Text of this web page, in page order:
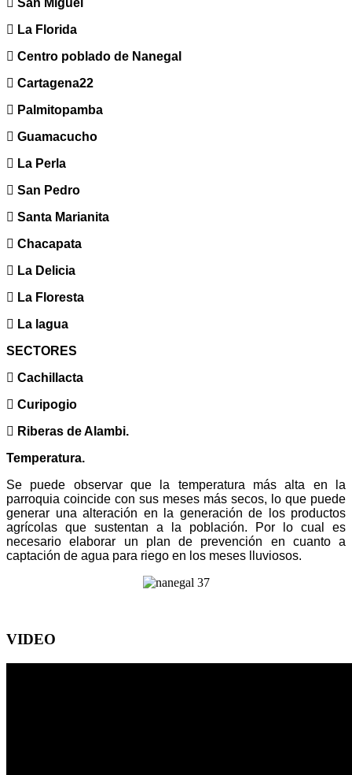
 La Florida
 Centro poblado de Nanegal
 Cartagena22
 Palmitopamba
 Guamacucho
 La Perla
 San Pedro
 Santa Marianita
 Chacapata
 La Delicia
 La Floresta
 La lagua
SECTORES
 Cachillacta
 Curipogio
 Riberas de Alambi.
Temperatura.
Se puede observar que la temperatura más alta en la
parroquia coincide con sus meses más secos, lo que puede
generar una alteración en la generación de los productos
agrícolas que sustentan a la población. Por lo cual es
necesario elaborar un plan de prevención en cuanto a
captación de agua para riego en los meses lluviosos.
VIDEO